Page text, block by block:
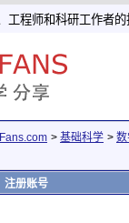
工程师和科研工作者的
> 基础科学 >
注册账号